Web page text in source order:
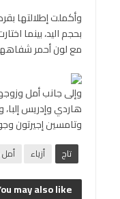
وأكملت إطلالتها
بحجم اليد، بينما
مع لون أحمر
وإلى جانب أمل
هاردي وإدريس
وتامسين إجيرتون
تاج أزياء
may also like